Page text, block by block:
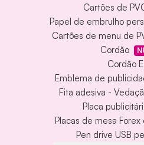
Cartões de
Papel de embrulho
Cartões de menu de
Cordão
Cordão
Emblema de
Fita adesiva -
Placa
Placas de mesa Forex
Pen drive USB